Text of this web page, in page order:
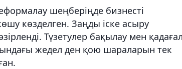
шеңберіңде бизнесті
көзделген. Заңды іске асыру
Түзетулер бақылау мен
жедел ден қою шараларын тек